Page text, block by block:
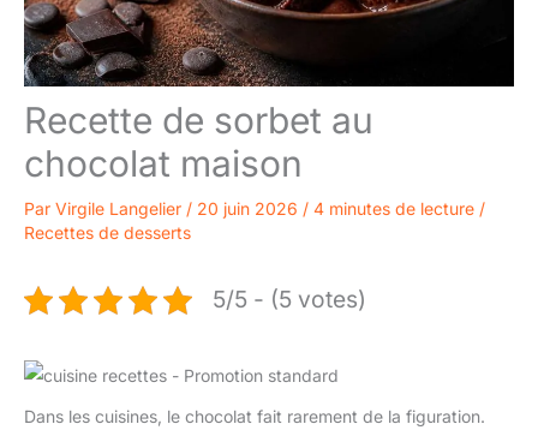
Recette de sorbet au
chocolat maison
Par Virgile Langelier / 20 juin 2026 / 4 minutes de lecture /
Recettes de desserts
5/5 - (5 votes)
Dans les cuisines, le chocolat fait rarement de la figuration.